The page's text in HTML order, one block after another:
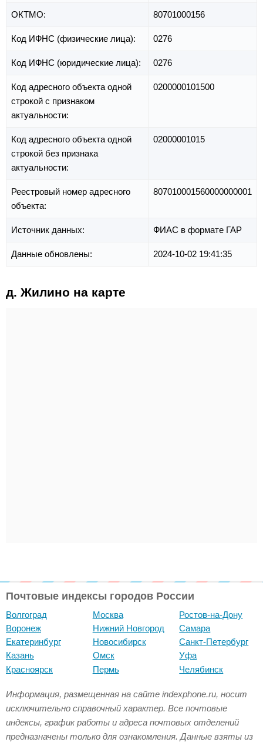
ОКТМО: 80701000156
Код ИФНС (физические лица): 0276
Код ИФНС (юридические лица): 0276
Код адресного объекта одной
строкой с признаком
актуальности:
0200000101500
Код адресного объекта одной
строкой без признака
актуальности:
02000001015
Реестровый номер адресного
объекта:
807010001560000000001
Источник данных: ФИАС в формате ГАР
Данные обновлены: 2024-10-02 19:41:35
д. Жилино на карте
Почтовые индексы городов России
Волгоград
Воронеж
Екатеринбург
Казань
Красноярск
Москва
Нижний Новгород
Новосибирск
Омск
Пермь
Ростов-на-Дону
Самара
Санкт-Петербург
Уфа
Челябинск
Информация, размещенная на сайте indexphone.ru, носит
исключительно справочный характер. Все почтовые
индексы, график работы и адреса почтовых отделений
предназначены только для ознакомления. Данные взяты из